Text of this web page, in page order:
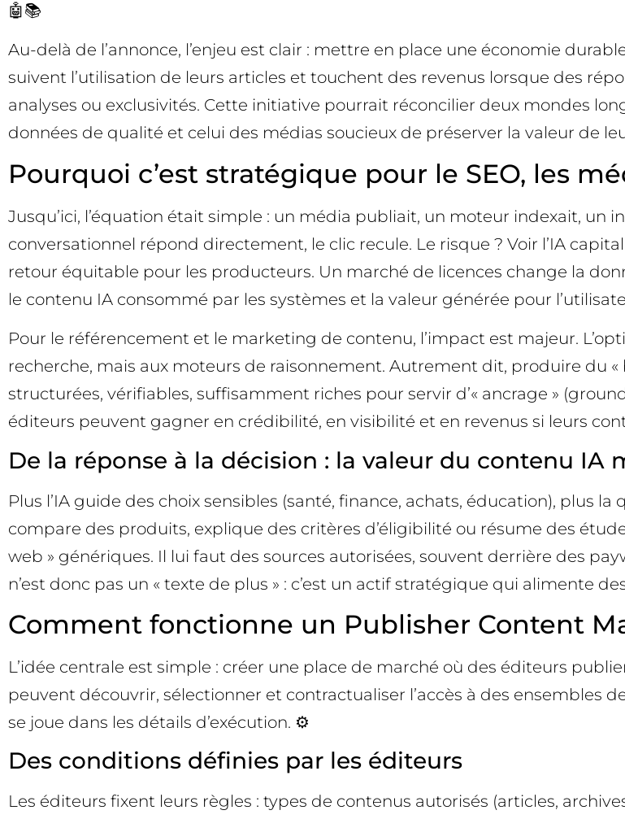
🤖📚
Au-delà de l’annonce, l’enjeu est clair : mettre en place une économie
suivent l’utilisation de leurs articles et touchent des revenus lorsque des
analyses ou exclusivités. Cette initiative pourrait réconcilier deux mondes
données de qualité et celui des médias soucieux de préserver la valeur de
Pourquoi c’est stratégique pour le SEO, les
Jusqu’ici, l’équation était simple : un média publiait, un moteur indexait, un
conversationnel répond directement, le clic recule. Le risque ? Voir l’IA
retour équitable pour les producteurs. Un marché de licences change la
le contenu IA consommé par les systèmes et la valeur générée pour
Pour le référencement et le marketing de contenu, l’impact est majeur.
recherche, mais aux moteurs de raisonnement. Autrement dit, produire du
structurées, vérifiables, suffisamment riches pour servir d’« ancrage »
éditeurs peuvent gagner en crédibilité, en visibilité et en revenus si leurs
De la réponse à la décision : la valeur du contenu IA
Plus l’IA guide des choix sensibles (santé, finance, achats, éducation), plus
compare des produits, explique des critères d’éligibilité ou résume des
web » génériques. Il lui faut des sources autorisées, souvent derrière des
n’est donc pas un « texte de plus » : c’est un actif stratégique qui alimente
Comment fonctionne un Publisher Content
L’idée centrale est simple : créer une place de marché où des éditeurs
peuvent découvrir, sélectionner et contractualiser l’accès à des ensembles
se joue dans les détails d’exécution. ⚙️
Des conditions définies par les éditeurs
Les éditeurs fixent leurs règles : types de contenus autorisés (articles,